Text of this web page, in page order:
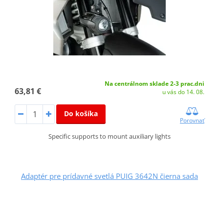
63,81 €
Na centrálnom sklade 2-3 prac.dni
u vás do 14. 08.
Do košíka
Porovnať
Specific supports to mount auxiliary lights
Adaptér pre prídavné svetlá PUIG 3642N čierna sada